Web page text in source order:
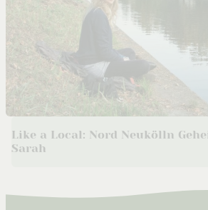
Like a Local: Nord Neukölln
Sarah